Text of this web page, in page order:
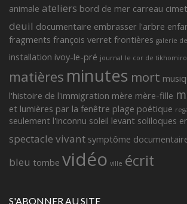
animale ateliers bord de mer carreau
deuil documentaire embrasser l'arbre
fragments françois verret frontières galerie
installation ivoy-le-pré journal le cor de
matières minutes mort
l'histoire de l'immigration mère mère-fille
et lumières par la fenêtre plage poétique
seulement l'inconnu soleil levant soliloques
spectacle vivant symptôme
bleu tombe vidéo ville écrit
S'ABONNER AU SITE